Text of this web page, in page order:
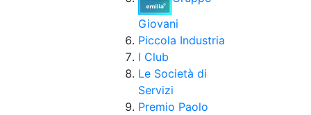
Giovani
Piccola Industria
I Club
Le Società di
Servizi
Premio Paolo